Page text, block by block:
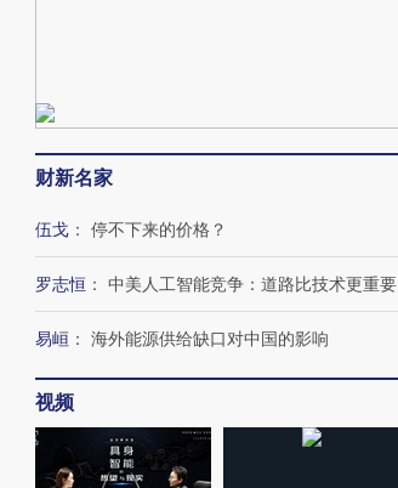
财新名家
伍戈 ： 停不下来的价格？
罗志恒 ： 中美人工智能竞争：道路比技术更重要
易峘 ： 海外能源供给缺口对中国的影响
视频